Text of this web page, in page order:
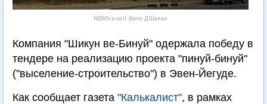
NEWSru.co.il. Фото: Д.Шалин
Компания "Шикун ве-Бинуй" одержала победу в
тендере на реализацию проекта "пинуй-бинуй"
("выселение-строительство") в Эвен-Йегуде.
Как сообщает газета "Калькалист", в рамках